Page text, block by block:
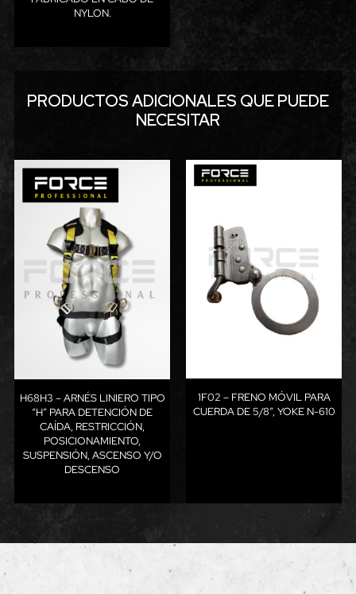
NYLON.
PRODUCTOS ADICIONALES QUE PUEDE
NECESITAR
H68H3 – ARNÉS LINIERO TIPO
“H” PARA DETENCIÓN DE
CAÍDA, RESTRICCIÓN,
POSICIONAMIENTO,
SUSPENSIÓN, ASCENSO Y/O
DESCENSO
1F02 – FRENO MÓVIL PARA
CUERDA DE 5/8”, YOKE N-610